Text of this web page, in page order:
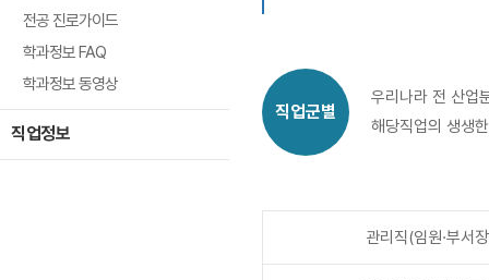
전공 진로가이드
학과정보 FAQ
학과정보 동영상
직업정보
직업군별
우리나라 전 산업
해당직업의 생생
관리직(임원·부서